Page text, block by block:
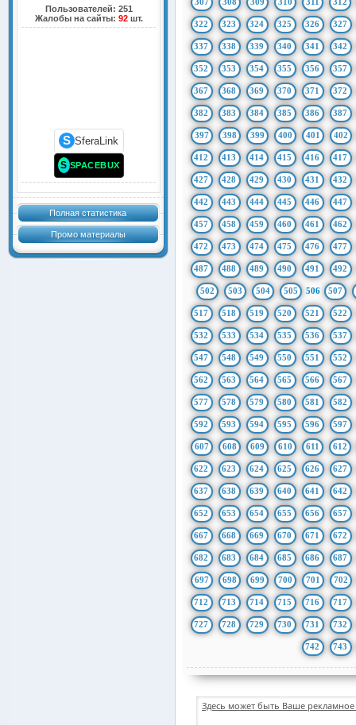
Пользователей: 251
Жалобы на сайты: 92шт.
S SferaLink
S SPACEBUX
Полная статистика
Промо материалы
322 323 324 325 326 327
337 338 339 340 341 342
352 353 354 355 356 357
367 368 369 370 371 372
382 383 384 385 386 387
397 398 399 400 401 402
412 413 414 415 416 417
427 428 429 430 431 432
442 443 444 445 446 447
457 458 459 460 461 462
472 473 474 475 476 477
487 488 489 490 491 492
502 503 504 505 506 507
517 518 519 520 521 522
532 533 534 535 536 537
547 548 549 550 551 552
562 563 564 565 566 567
577 578 579 580 581 582
592 593 594 595 596 597
607 608 609 610 611 612
622 623 624 625 626 627
637 638 639 640 641 642
652 653 654 655 656 657
667 668 669 670 671 672
682 683 684 685 686 687
697 698 699 700 701 702
712 713 714 715 716 717
727 728 729 730 731 732
742 743
Здесь может быть Ваше